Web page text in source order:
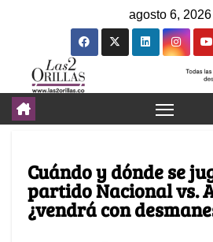
agosto 6, 2026
Cuándo y dónde se
partido Nacional vs.
¿vendrá con